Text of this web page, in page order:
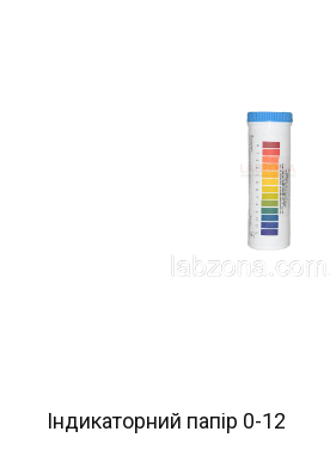
Індикаторний папір 0-12